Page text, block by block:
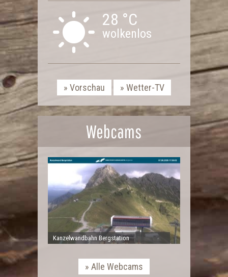
28 °C
wolkenlos
Vorschau Wetter-TV
Webcams
Kanzelwandbahn Bergstation
Alle Webcams